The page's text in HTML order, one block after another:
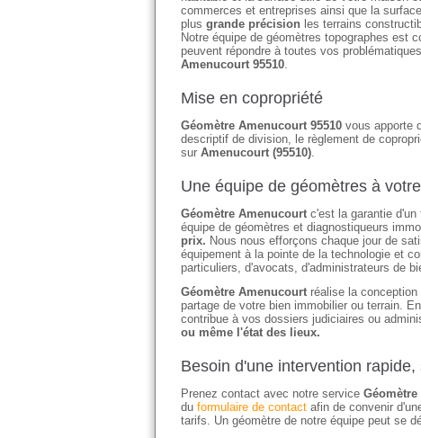
commerces et entreprises ainsi que la surface
plus grande précision les terrains
Notre équipe de géomètres topographes est
peuvent répondre à toutes vos
Amenucourt 95510.
Mise en copropriété
Géomètre Amenucourt 95510 vous apporte
descriptif de division, le règlement de
sur Amenucourt (95510).
Une équipe de géomètres à
Géomètre Amenucourt c'est la garantie
équipe de géomètres et diagnostiqueurs
prix. Nous nous efforçons chaque jour de
équipement à la pointe de la technologie et
particuliers, d'avocats, d'administrateurs de
Géomètre Amenucourt réalise la
partage de votre bien immobilier ou terrain.
contribue à vos dossiers judiciaires ou
ou même l'état des lieux.
Besoin d'une intervention
Prenez contact avec notre service Géomètre
du formulaire de contact afin de convenir
tarifs. Un géomètre de notre équipe peut se